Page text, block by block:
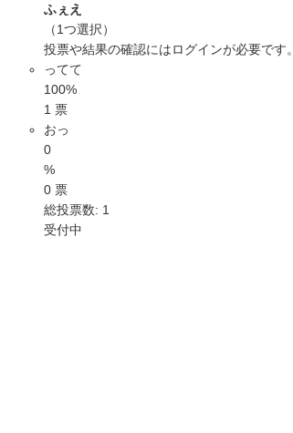
ふぇえ
（1つ選択）
投票や結果の確認にはログインが必要です。
ってて
100%
1 票
おっ
0
%
0 票
総投票数: 1
受付中